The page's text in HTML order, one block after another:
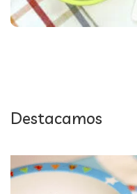
Destacamos